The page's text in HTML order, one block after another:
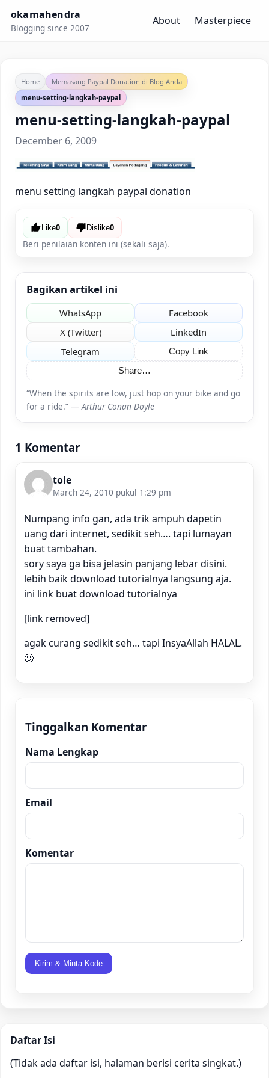
okamahendra
Blogging since 2007
About Masterpiece
Daftar Isi
(Tidak ada daftar isi, halaman berisi cerita singkat.)
Home
Memasang Paypal Donation di Blog Anda
menu-setting-langkah-paypal
menu-setting-langkah-paypal
December 6, 2009
menu setting langkah paypal donation
Like0 Dislike0
Beri penilaian konten ini (sekali saja).
Bagikan artikel ini
WhatsApp
Facebook
X (Twitter)
LinkedIn
Telegram
Copy Link
Share…
“When the spirits are low, just hop on your bike and go
for a ride.” —Arthur Conan Doyle
1 Komentar
tole
March 24, 2010 pukul 1:29 pm
Numpang info gan, ada trik ampuh dapetin
uang dari internet, sedikit seh…. tapi lumayan
buat tambahan.
sory saya ga bisa jelasin panjang lebar disini.
lebih baik download tutorialnya langsung aja.
ini link buat download tutorialnya
[link removed]
agak curang sedikit seh… tapi InsyaAllah HALAL.
🙂
Tinggalkan Komentar
Nama Lengkap
Email
Komentar
Kirim & Minta Kode